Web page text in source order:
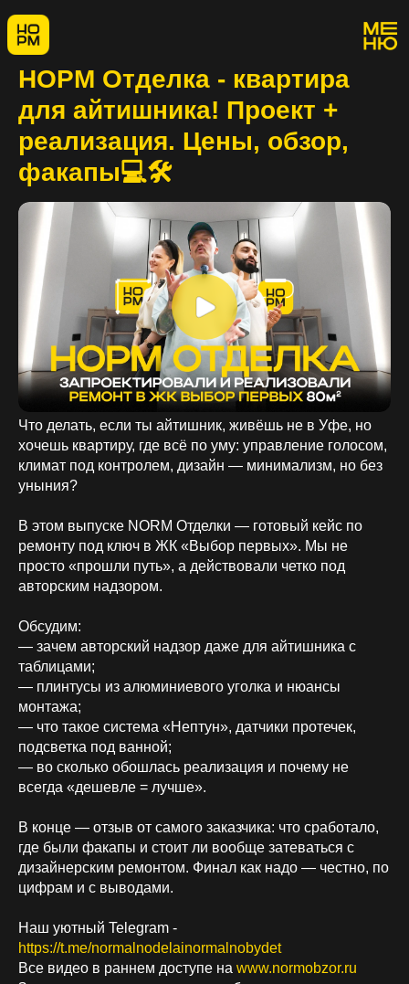
НОРМ Отделка - квартира
для айтишника! Проект +
реализация. Цены, обзор,
факапы💻🛠️
Что делать, если ты айтишник, живёшь не в Уфе, но
хочешь квартиру, где всё по уму: управление голосом,
климат под контролем, дизайн — минимализм, но без
уныния?
В этом выпуске NORM Отделки — готовый кейс по
ремонту под ключ в ЖК «Выбор первых». Мы не
просто «прошли путь», а действовали четко под
авторским надзором.
Обсудим:
— зачем авторский надзор даже для айтишника с
таблицами;
— плинтусы из алюминиевого уголка и нюансы
монтажа;
— что такое система «Нептун», датчики протечек,
подсветка под ванной;
— во сколько обошлась реализация и почему не
всегда «дешевле = лучше».
В конце — отзыв от самого заказчика: что сработало,
где были факапы и стоит ли вообще затеваться с
дизайнерским ремонтом. Финал как надо — честно, по
цифрам и с выводами.
Наш уютный Telegram -
https://t.me/normalnodelainormalnobydet
Все видео в раннем доступе на www.normobzor.ru